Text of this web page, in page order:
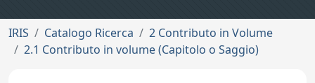
IRIS Catalogo Ricerca
2 Contributo in Volume
2.1 Contributo in volume (Capitolo o Saggio)